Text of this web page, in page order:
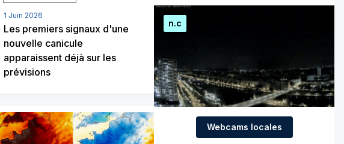
1 Juin 2026
Les premiers signaux d'une
nouvelle canicule
apparaissent déjà sur les
prévisions
n.c
Webcams locales